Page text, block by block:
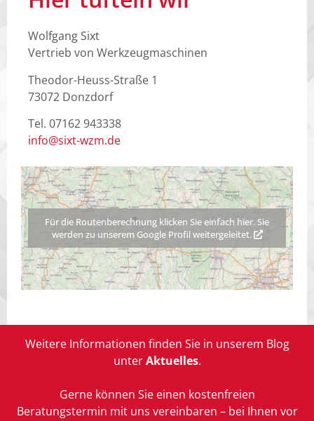
Schnäppchenkiste
Gebrauchtmaschinen
Wolfgang Sixt
Vertrieb von Werkzeugmaschinen
Theodor-Heuss-Straße 1
73072 Donzdorf
Tel. 07162 943338
info@sixt-wzm.de
Für die Routenberechnung klicken Sie einfach hier. Sie
werden zu unserem Google Profil weitergeleitet.
Weitere Informationen finden Sie in unserem Blog
unterAktuelles.
Gerne können Sie einen kostenfreien
Beratungstermin mit uns vereinbaren – bei Ihnen vor